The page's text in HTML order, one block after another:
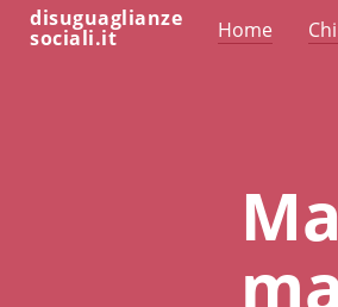
disuguaglianze
sociali.it Home